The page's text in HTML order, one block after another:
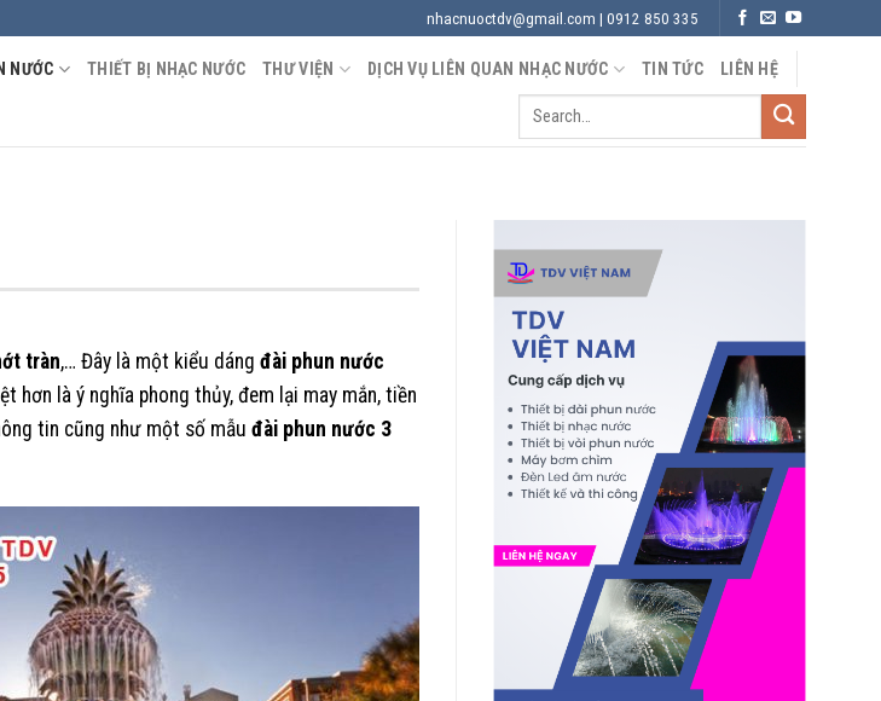
nhacnuoctdv@gmail.com | 0912 850 335
NƯỚC THIẾT BỊ NHẠC NƯỚC THƯ VIỆN DỊCH VỤ LIÊN QUAN NHẠC NƯỚC TIN TỨC LIÊN HỆ
tràn,… Đây là một kiểu dáng đài phun nước
là ý nghĩa phong thủy, đem lại may mắn, tiền
tin cũng như một số mẫu đài phun nước 3